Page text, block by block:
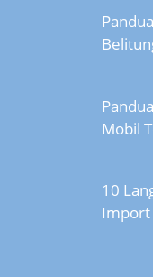
Mobil
10
Import